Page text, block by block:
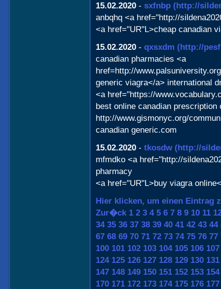
15.02.2020 - sxfnbp (http://
anbqhq <a href="http://
<a href="UR"L>cheap canadian
15.02.2020 - qxsxdm (http://
canadian pharmacies <a
href=http://
generic viagra</a> international
<a href="https://
best online canadian prescription
http://www.gismonyc.org/
canadian generic.com
15.02.2020 - tkosdw (http://
mfmdko <a href="http://
pharmacy
<a href="UR"L>buy viagra
Hier klicken, um einen Eintrag
Zur�ck 1 2 3 4 5 6 7 8 9 10 11
34 35 36 37 38 39 40 41 42 43 44
67 68 69 70 71 72 73 74 75 76 77
100 101 102 103 104 105 106 107
124 125 126 127 128 129 130 131
147 148 149 150 151 152 153 154
170 171 172 173 174 175 176 177